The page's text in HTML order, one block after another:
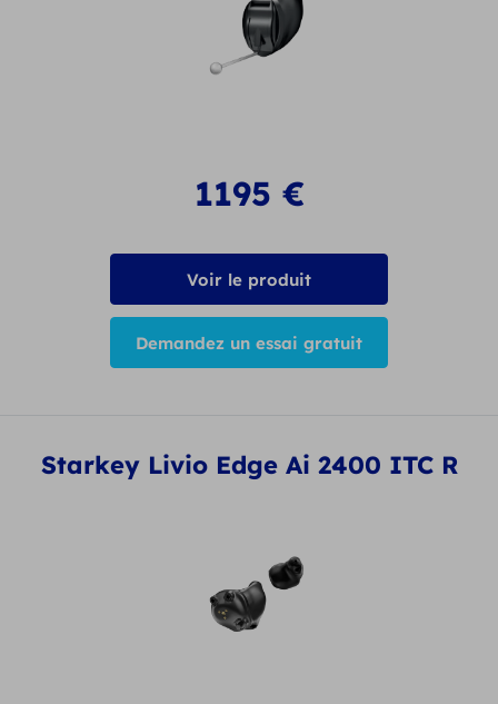
1195 €
Voir le produit
Demandez un essai gratuit
Starkey Livio Edge Ai 2400 ITC R